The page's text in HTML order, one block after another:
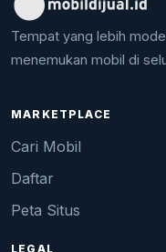
Tempat yang lebih
menemukan mobil di
MARKETPLACE
Cari Mobil
Daftar
Peta Situs
LEGAL